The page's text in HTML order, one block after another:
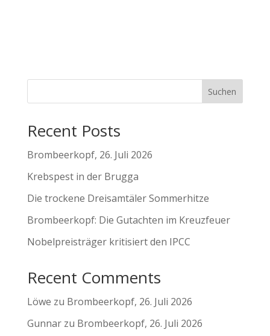
Suchen
Recent Posts
Brombeerkopf, 26. Juli 2026
Krebspest in der Brugga
Die trockene Dreisamtäler Sommerhitze
Brombeerkopf: Die Gutachten im Kreuzfeuer
Nobelpreisträger kritisiert den IPCC
Recent Comments
Löwe zu Brombeerkopf, 26. Juli 2026
Gunnarzu Brombeerkopf, 26. Juli 2026